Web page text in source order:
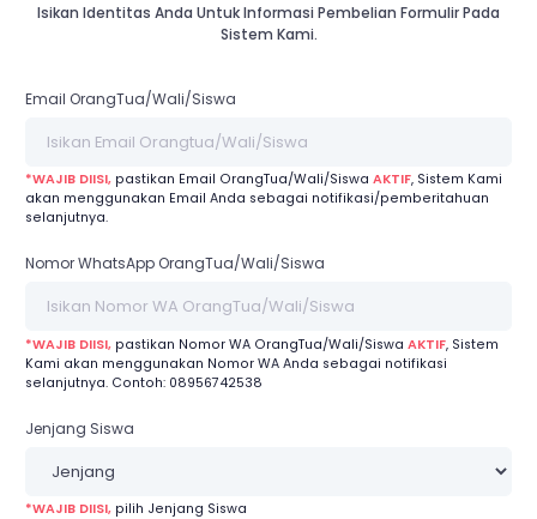
Isikan Identitas Anda Untuk Informasi Pembelian Formulir Pada
Sistem Kami.
Email OrangTua/Wali/Siswa
*WAJIB DIISI, pastikan Email OrangTua/Wali/Siswa AKTIF, Sistem Kami
akan menggunakan Email Anda sebagai notifikasi/pemberitahuan
selanjutnya.
Nomor WhatsApp OrangTua/Wali/Siswa
*WAJIB DIISI, pastikan Nomor WA OrangTua/Wali/Siswa AKTIF, Sistem
Kami akan menggunakan Nomor WA Anda sebagai notifikasi
selanjutnya. Contoh: 08956742538
Jenjang Siswa
*WAJIB DIISI, pilih Jenjang Siswa